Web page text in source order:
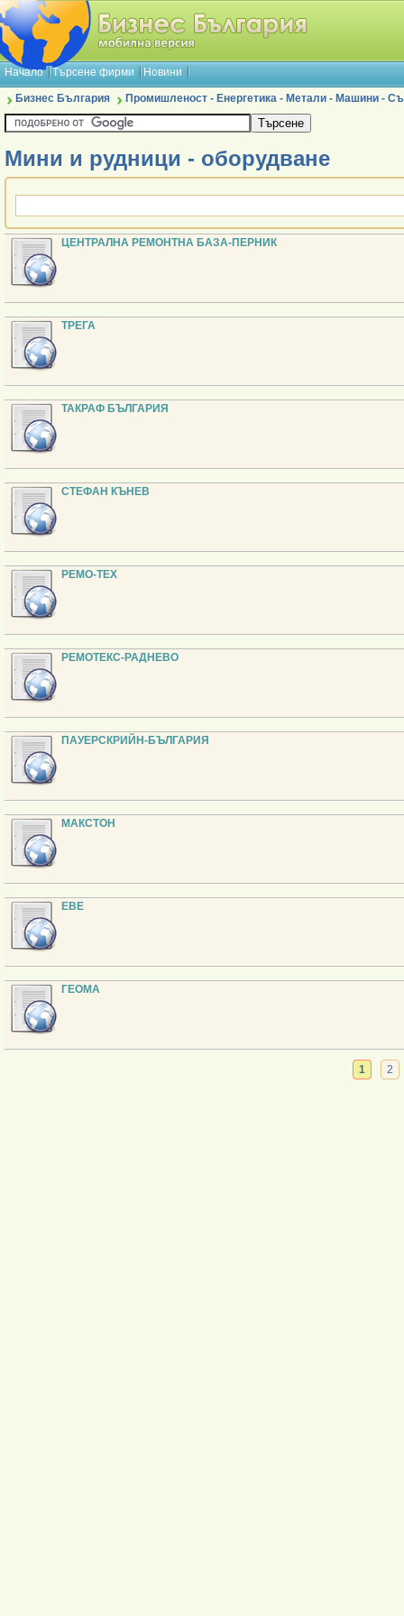
Начало Търсене фирми Новини
Бизнес България Промишленост - Енергетика - Метали - Машини -
Мини и рудници - оборудване
ЦЕНТРАЛНА РЕМОНТНА БАЗА-ПЕРНИК
ТРЕГА
ТАКРАФ БЪЛГАРИЯ
СТЕФАН КЪНЕВ
РЕМО-ТЕХ
РЕМОТЕКС-РАДНЕВО
ПАУЕРСКРИЙН-БЪЛГАРИЯ
МАКСТОН
ЕВЕ
ГЕОМА
1 2